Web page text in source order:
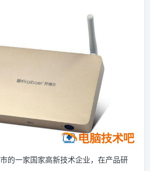
的一家国家高新技术企业，在产品研